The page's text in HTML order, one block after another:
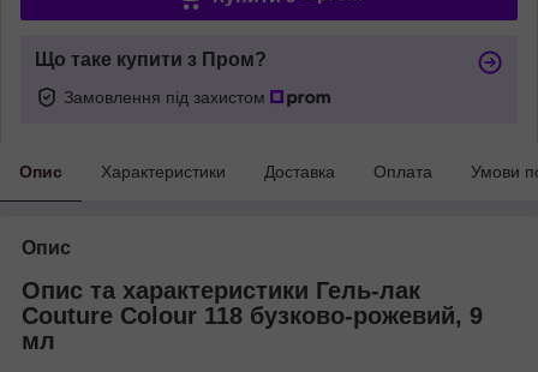
Що таке купити з Пром?
Замовлення під захистом
Опис Характеристики Доставка Оплата Умови
Опис
Опис та характеристики Гель-лак
Couture Colour 118 бузково-рожевий, 9
мл